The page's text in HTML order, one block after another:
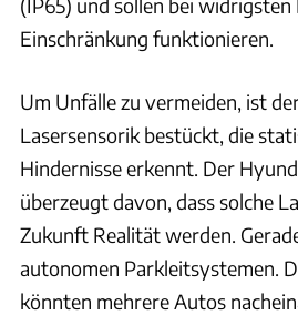
Einschränkung funktionieren.
Um Unfälle zu vermeiden, ist
Lasersensorik bestückt, die
Hindernisse erkennt. Der
überzeugt davon, dass solche
Zukunft Realität werden.
autonomen Parkleitsystemen.
könnten mehrere Autos